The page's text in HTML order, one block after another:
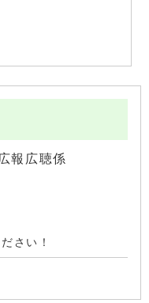
報広聴係
さい！